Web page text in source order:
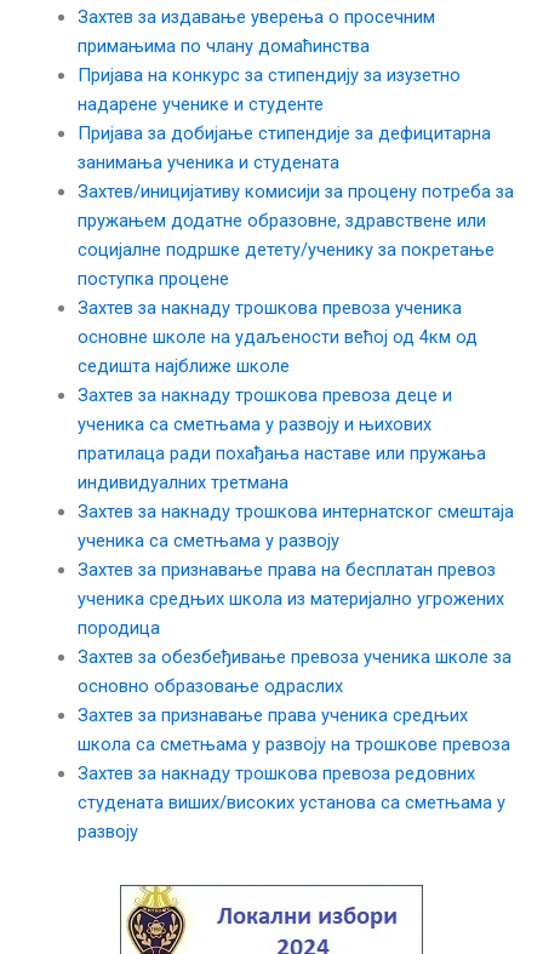
Захтев за издавање уверења о просечним
примањима по члану домаћинства
Пријава на конкурс за стипендију за изузетно
надарене ученике и студенте
Пријава за добијање стипендије за дефицитарна
занимања ученика и студената
Захтев/иницијативу комисији за процену потреба за
пружањем додатне образовне, здравствене или
социјалне подршке детету/ученику за покретање
поступка процене
Захтев за накнаду трошкова превоза ученика
основне школе на удаљености већој од 4км од
седишта најближе школе
Захтев за накнаду трошкова превоза деце и
ученика са сметњама у развоју и њихових
пратилаца ради похађања наставе или пружања
индивидуалних третмана
Захтев за накнаду трошкова интернатског смештаја
ученика са сметњама у развоју
Захтев за признавање права на бесплатан превоз
ученика средњих школа из материјално угрожених
породица
Захтев за обезбеђивање превоза ученика школе за
основно образовање одраслих
Захтев за признавање права ученика средњих
школа са сметњама у развоју на трошкове превоза
Захтев за накнаду трошкова превоза редовних
студената виших/високих установа са сметњама у
развоју